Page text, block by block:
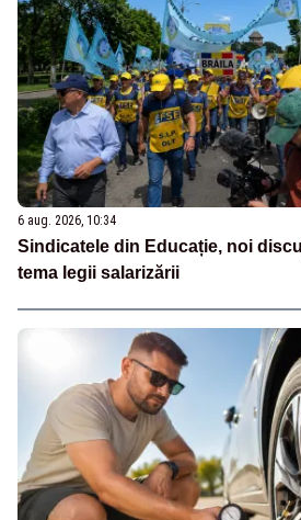
6 aug. 2026, 10:34
Sindicatele din Educație, noi
tema legii salarizării